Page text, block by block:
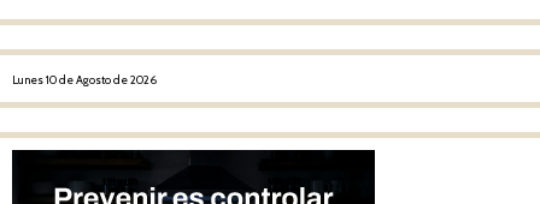
Post navigation
Lunes 10 de Agosto de 2026